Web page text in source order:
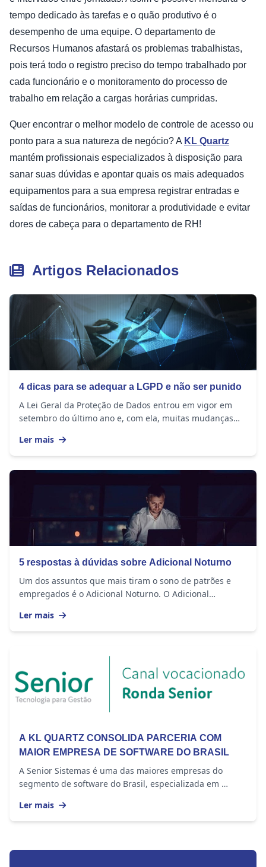
tempo dedicado às tarefas e o quão produtivo é o
desempenho de uma equipe. O departamento de
Recursos Humanos afastará os problemas trabalhistas,
pois terá todo o registro preciso do tempo trabalhado por
cada funcionário e o monitoramento do processo de
trabalho em relação a cargas horárias cumpridas.
Quer encontrar o melhor modelo de controle de acesso ou
ponto para a sua natureza de negócio? A KL Quartz
mantém profissionais especializados à disposição para
sanar suas dúvidas e apontar quais os mais adequados
equipamentos para a sua empresa registrar entradas e
saídas de funcionários, monitorar a produtividade e evitar
dores de cabeça para o departamento de RH!
Artigos Relacionados
4 dicas para se adequar a LGPD e não ser punido
A Lei Geral da Proteção de Dados entrou em vigor em
setembro do último ano e, com ela, muitas mudanças
Ler mais
5 respostas à dúvidas sobre Adicional Noturno
Um dos assuntos que mais tiram o sono de patrões e
empregados é o Adicional Noturno. O Adicional
Ler mais
A KL QUARTZ CONSOLIDA PARCERIA COM
MAIOR EMPRESA DE SOFTWARE DO BRASIL
A Senior Sistemas é uma das maiores empresas do
segmento de software do Brasil, especializada em
Ler mais